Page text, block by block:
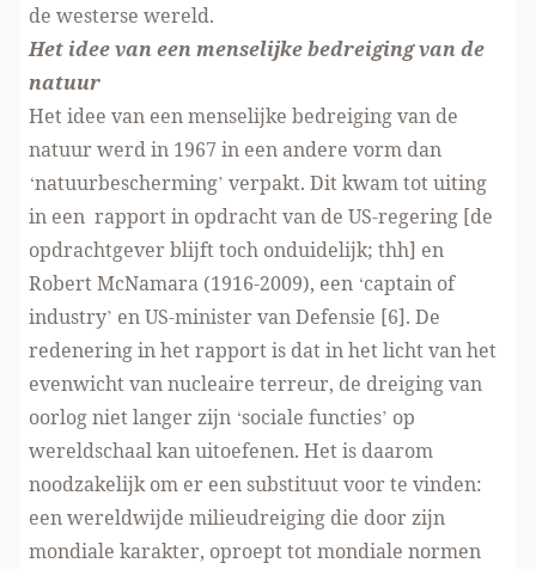
de westerse wereld.
Het idee van een menselijke bedreiging van de
natuur
Het idee van een menselijke bedreiging van de
natuur werd in 1967 in een andere vorm dan
‘natuurbescherming’ verpakt. Dit kwam tot uiting
in een rapport in opdracht van de US-regering [de
opdrachtgever blijft toch onduidelijk; thh] en
Robert McNamara (1916-2009), een ‘captain of
industry’ en US-minister van Defensie [6]. De
redenering in het rapport is dat in het licht van het
evenwicht van nucleaire terreur, de dreiging van
oorlog niet langer zijn ‘sociale functies’ op
wereldschaal kan uitoefenen. Het is daarom
noodzakelijk om er een substituut voor te vinden:
een wereldwijde milieudreiging die door zijn
mondiale karakter, oproept tot mondiale normen